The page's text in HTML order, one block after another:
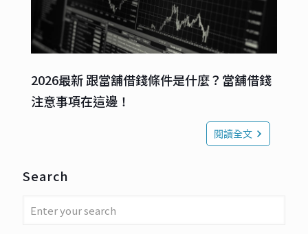
2026最新 跟當舖借錢條件是什麼？當舖借錢
注意事項在這邊！
閱讀全文
Search